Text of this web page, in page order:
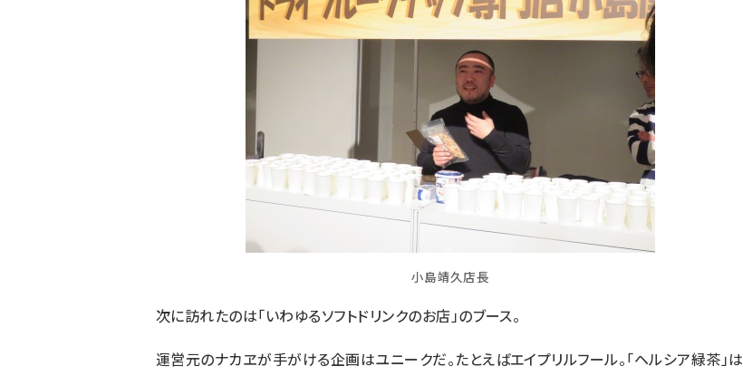
小島靖久店長
次に訪れたのは「いわゆるソフトドリンクのお店」のブース。
運営元のナカヱが手がける企画はユニークだ。たとえばエイプリルフール。「ヘルシア緑茶」は